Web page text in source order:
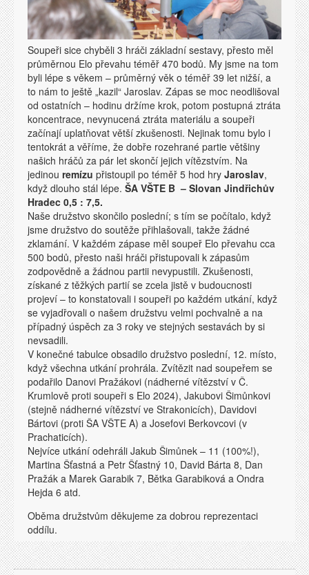
Soupeři sice chyběli 3 hráči základní sestavy, přesto měl
průměrnou Elo převahu téměř 470 bodů. My jsme na tom
byli lépe s věkem – průměrný věk o téměř 39 let nižší, a
to nám to ještě „kazil“ Jaroslav. Zápas se moc neodlišoval
od ostatních – hodinu držíme krok, potom postupná ztráta
koncentrace, nevynucená ztráta materiálu a soupeři
začínají uplatňovat větší zkušenosti. Nejinak tomu bylo i
tentokrát a věříme, že dobře rozehrané partie většiny
našich hráčů za pár let skončí jejich vítězstvím. Na
jedinou remízu přistoupil po téměř 5 hod hry Jaroslav,
když dlouho stál lépe. ŠA VŠTE B – Slovan Jindřichův
Hradec 0,5 : 7,5.
Naše družstvo skončilo poslední; s tím se počítalo, když
jsme družstvo do soutěže přihlašovali, takže žádné
zklamání. V každém zápase měl soupeř Elo převahu cca
500 bodů, přesto naši hráči přistupovali k zápasům
zodpovědně a žádnou partii nevypustili. Zkušenosti,
získané z těžkých partií se zcela jistě v budoucnosti
projeví – to konstatovali i soupeři po každém utkání, když
se vyjadřovali o našem družstvu velmi pochvalně a na
případný úspěch za 3 roky ve stejných sestavách by si
nevsadili.
V konečné tabulce obsadilo družstvo poslední, 12. místo,
když všechna utkání prohrála. Zvítězit nad soupeřem se
podařilo Danovi Pražákovi (nádherné vítězství v Č.
Krumlově proti soupeři s Elo 2024), Jakubovi Šimůnkovi
(stejně nádherné vítězství ve Strakonicích), Davidovi
Bártovi (proti ŠA VŠTE A) a Josefovi Berkovcovi (v
Prachaticích).
Nejvíce utkání odehráli Jakub Šimůnek – 11 (100%!),
Martina Šťastná a Petr Šťastný 10, David Bárta 8, Dan
Pražák a Marek Garabik 7, Bětka Garabiková a Ondra
Hejda 6 atd.
Oběma družstvům děkujeme za dobrou reprezentaci
oddílu.